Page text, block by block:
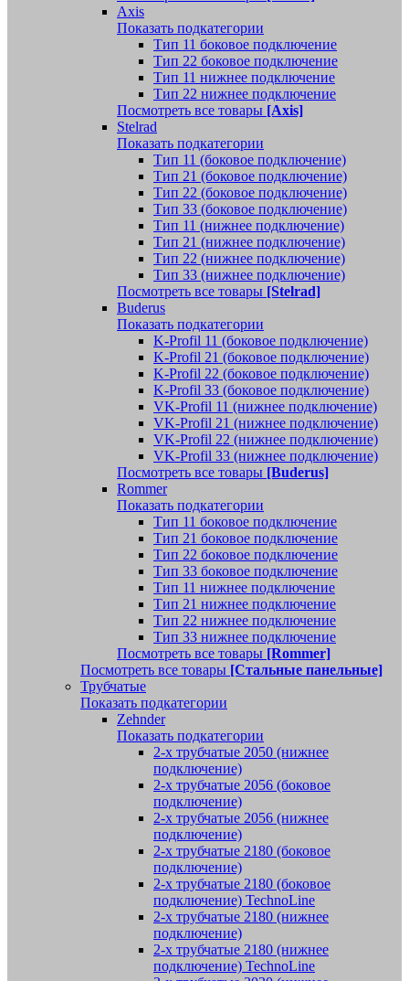
Axis
Показать подкатегории
Тип 11 боковое подключение
Тип 22 боковое подключение
Тип 11 нижнее подключение
Тип 22 нижнее подключение
Посмотреть все товары [Axis]
Stelrad
Показать подкатегории
Tип 11 (боковое подключение)
Тип 21 (боковое подключение)
Тип 22 (боковое подключение)
Тип 33 (боковое подключение)
Тип 11 (нижнее подключение)
Тип 21 (нижнее подключение)
Тип 22 (нижнее подключение)
Тип 33 (нижнее подключение)
Посмотреть все товары [Stelrad]
Buderus
Показать подкатегории
K-Profil 11 (боковое подключение)
K-Profil 21 (боковое подключение)
K-Profil 22 (боковое подключение)
K-Profil 33 (боковое подключение)
VK-Profil 11 (нижнее подключение)
VK-Profil 21 (нижнее подключение)
VK-Profil 22 (нижнее подключение)
VK-Profil 33 (нижнее подключение)
Посмотреть все товары [Buderus]
Rommer
Показать подкатегории
Тип 11 боковое подключение
Тип 21 боковое подключение
Тип 22 боковое подключение
Тип 33 боковое подключение
Тип 11 нижнее подключение
Тип 21 нижнее подключение
Тип 22 нижнее подключение
Тип 33 нижнее подключение
Посмотреть все товары [Rommer]
Посмотреть все товары [Стальные панельные]
Трубчатые
Показать подкатегории
Zehnder
Показать подкатегории
2-х трубчатые 2050 (нижнее
подключение)
2-х трубчатые 2056 (боковое
подключение)
2-х трубчатые 2056 (нижнее
подключение)
2-х трубчатые 2180 (боковое
подключение)
2-х трубчатые 2180 (боковое
подключение) TechnoLine
2-х трубчатые 2180 (нижнее
подключение)
2-х трубчатые 2180 (нижнее
подключение) TechnoLine